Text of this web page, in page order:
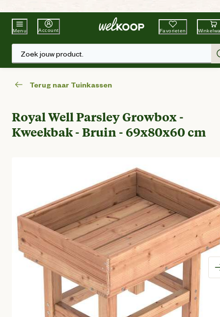
Beste WinkelketenTuin & Dier
Menu Account Favorieten
Zoek jouw product.
Terug naar Tuinkassen
Royal Well Parsley Growbox -
Kweekbak - Bruin - 69x80x60 cm